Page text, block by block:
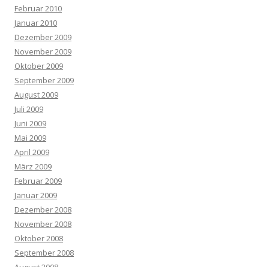
Februar 2010
Januar 2010
Dezember 2009
November 2009
Oktober 2009
September 2009
August 2009
Juli 2009
Juni 2009
Mai 2009
April 2009
März 2009
Februar 2009
Januar 2009
Dezember 2008
November 2008
Oktober 2008
September 2008